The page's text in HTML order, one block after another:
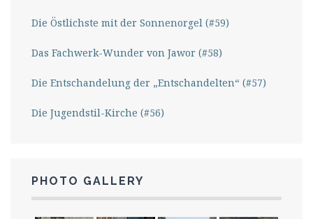
Die Östlichste mit der Sonnenorgel (#59)
Das Fachwerk-Wunder von Jawor (#58)
Die Entschandelung der „Entschandelten“ (#57)
Die Jugendstil-Kirche (#56)
PHOTO GALLERY